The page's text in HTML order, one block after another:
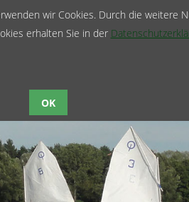
wir Cookies. Durch die weitere
erhalten Sie in der
OK